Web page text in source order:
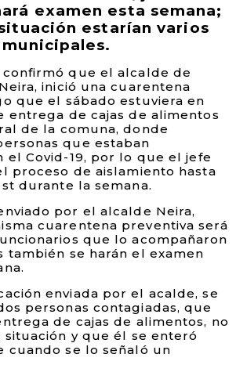
examen esta semana;
estarían varios
confirmó que el alcalde de
inició una cuarentena
que el sábado estuviera en
entrega de cajas de alimentos
de la comuna, donde
que estaban
el Covid-19, por lo que el jefe
proceso de aislamiento hasta
durante la semana.
por el alcalde Neira,
cuarentena preventiva será
que lo acompañaron
también se harán el examen
enviada por el acalde, se
personas contagiadas, que
de cajas de alimentos, no
y que él se enteró
cuando se lo señaló un